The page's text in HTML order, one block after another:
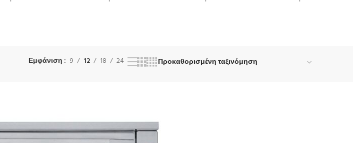
Εμφάνιση 9 12 18 24